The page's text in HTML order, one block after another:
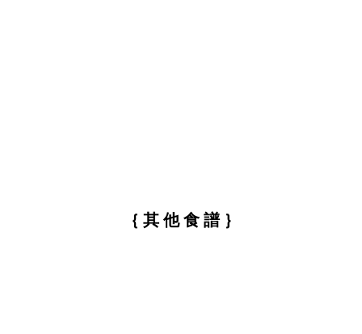
｛ 其 他 食 譜 ｝